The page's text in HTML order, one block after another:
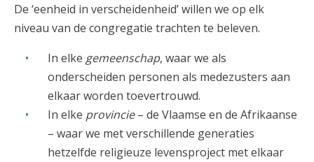
De ‘eenheid in verscheidenheid’ willen we op elk
niveau van de congregatie trachten te beleven.
In elke gemeenschap, waar we als
onderscheiden personen als medezusters aan
elkaar worden toevertrouwd.
In elke provincie– de Vlaamse en de Afrikaanse
– waar we met verschillende generaties
hetzelfde religieuze levensproject met elkaar